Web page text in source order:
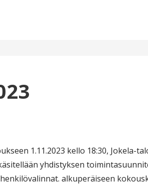
1.11.2023 kello 18:30, Jokela-
yhdistyksen
alkuperäiseen